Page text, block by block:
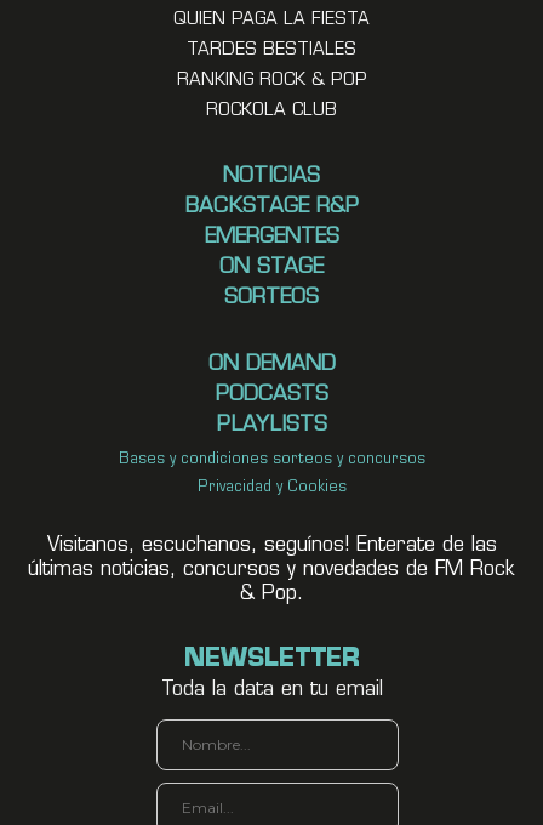
QUIEN PAGA LA FIESTA
TARDES BESTIALES
RANKING ROCK & POP
ROCKOLA CLUB
NOTICIAS
BACKSTAGE R&P
EMERGENTES
ON STAGE
SORTEOS
ON DEMAND
PODCASTS
PLAYLISTS
Bases y condiciones sorteos y concursos
Privacidad y Cookies
Visitanos, escuchanos, seguínos! Enterate de las
últimas noticias, concursos y novedades de FM Rock
& Pop.
NEWSLETTER
Toda la data en tu email